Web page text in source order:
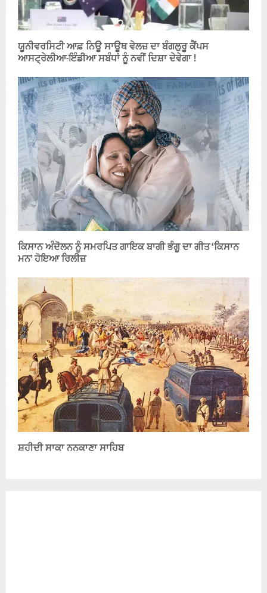
ਯੂਨੀਵਰਸਿਟੀ ਆਫ਼ ਨਿਊ ਸਾਊਥ ਵੇਲਜ਼ ਦਾ ਬੰਗਲੁਰੂ ਕੈਂਪਸ
ਆਸਟ੍ਰੇਲੀਆ-ਇੰਡੀਆ ਸਬੰਧਾਂ ਨੂੰ ਨਵੀਂ ਦਿਸ਼ਾ ਦੇਵੇਗਾ !
ਕਿਸਾਨ ਅੰਦੋਲਨ ਨੂੰ ਸਮਰਪਿਤ ਗਾਇਕ ਬਾਗੀ ਭੰਗੂ ਦਾ ਗੀਤ ‘ਕਿਸਾਨ
ਮਨ’ ਹੋਇਆ ਰਿਲੀਜ਼
ਸ਼ਹੀਦੀ ਸਾਕਾ ਨਨਕਾਣਾ ਸਾਹਿਬ